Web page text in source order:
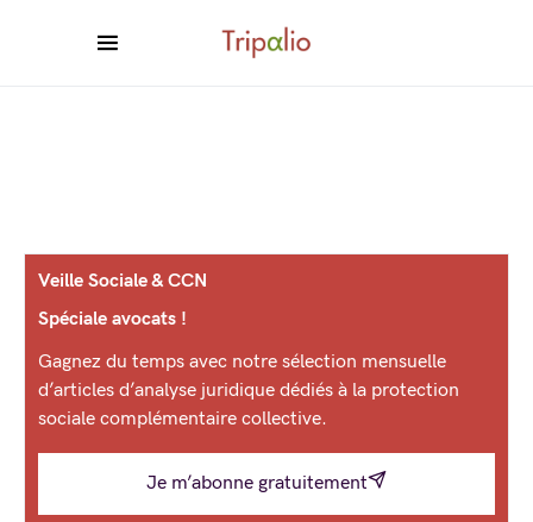
Veille Sociale & CCN
Spéciale avocats !
Gagnez du temps avec notre sélection mensuelle
d’articles d’analyse juridique dédiés à la protection
sociale complémentaire collective.
Je m’abonne gratuitement